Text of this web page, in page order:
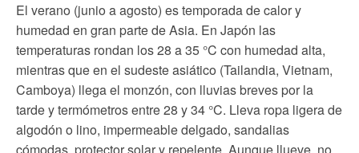
El verano (junio a agosto) es temporada de calor y
humedad en gran parte de Asia. En Japón las
temperaturas rondan los 28 a 35 °C con humedad alta,
mientras que en el sudeste asiático (Tailandia, Vietnam,
Camboya) llega el monzón, con lluvias breves por la
tarde y termómetros entre 28 y 34 °C. Lleva ropa ligera de
algodón o lino, impermeable delgado, sandalias